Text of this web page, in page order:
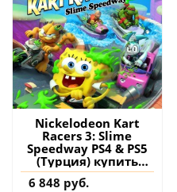
Nickelodeon Kart
Racers 3: Slime
Speedway PS4 & PS5
(Турция) купить
игру на аккаунт
6 848 руб.